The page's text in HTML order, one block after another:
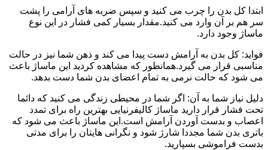
ابتدا کل بدن را چرب می کنید و سپس ضربه های آرامی را پشت
سر هم بر آن وارد می کنید.مقدار بسیار کمی فشار در این نوع
ماساژ وجود دارد.
فواید: کل بدن به آرامش دست پیدا می کند و ذهن شما نیز در حالت
مناسبی قرار می گیرد.همانطور که مشاهده کردید این ماساژ باعث
می شود که حالت نرمی به تمام اعضای بدن شما دست بدهد.
دلیل نیاز شما به آن: اگر شما در محیطی زندگی می کنید که دائما
تحت فشار قرار دارید ماساژ کالیفرنیایی بهترین راه برای تمدد
اعصاب و بدست آوردن آرامش است.این ماساژ باعث می شود که
باتری بدن شما مجددا شارژ شود و نگرانی هایتان را برای مدتی
بدست فراموشی بسپارید.